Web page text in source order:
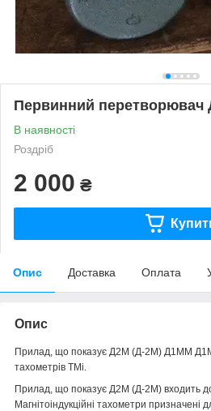
Первинний
В наявності
Роздріб
2 000 ₴
Опис Доставка Оплата
Опис
Прилад, що показує Д2М (Д-2М) Д1ММ
тахометрів ТМі.
Прилад, що показує Д2М (Д-2М) входить до
Магнітоіндукційні тахометри призначені